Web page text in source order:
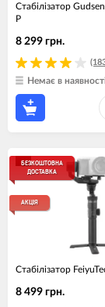
Стабілізатор
P
8 299 грн.
Немає в
БЕЗКОШТОВНА
ДОСТАВКА
АКЦІЯ
Стабілізатор
8 499 грн.